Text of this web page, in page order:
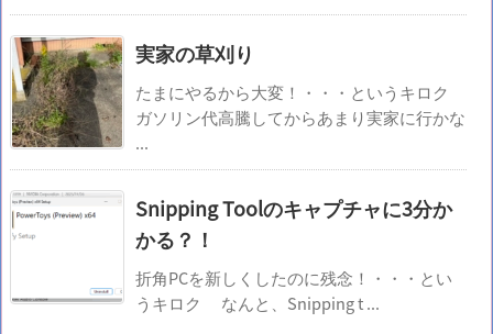
実家の草刈り
たまにやるから大変！・・・というキロク
ガソリン代高騰してからあまり実家に行かな
...
Snipping Toolのキャプチャに3分か
かる？！
折角PCを新しくしたのに残念！・・・とい
うキロク なんと、Snipping t ...